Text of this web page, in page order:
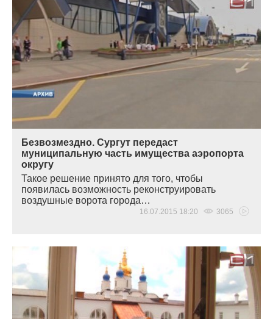
Безвозмездно. Сургут передаст
муниципальную часть имущества аэропорта
округу
Такое решение принято для того, чтобы
появилась возможность реконструировать
воздушные ворота города…
16.07.2015 18:20 3065